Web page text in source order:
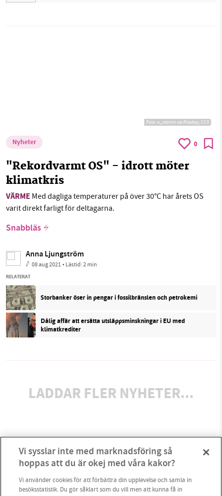
Foto: e_stamm via Pixabay, CC0
Nyheter 0
"Rekordvarmt OS" - idrott möter
klimatkris
VÄRME Med dagliga temperaturer på över 30°C har årets OS
varit direkt farligt för deltagarna.
Snabbläs
Anna Ljungström
08 aug 2021• Lästid:2 min
RELATERAT
Storbanker öser in pengar i fossilbränslen och petrokemi
Dålig affär att ersätta utsläppsminskningar i EU med
klimatkrediter
LADDAR FLER NYHETER...
Vi sysslar inte med marknadsföring så
hoppas att du är okej med våra kakor?
Vi använder cookies för att förbättra din upplevelse och samla in
besöksstatistik. Du gör såklart som du vill men att kunna få in